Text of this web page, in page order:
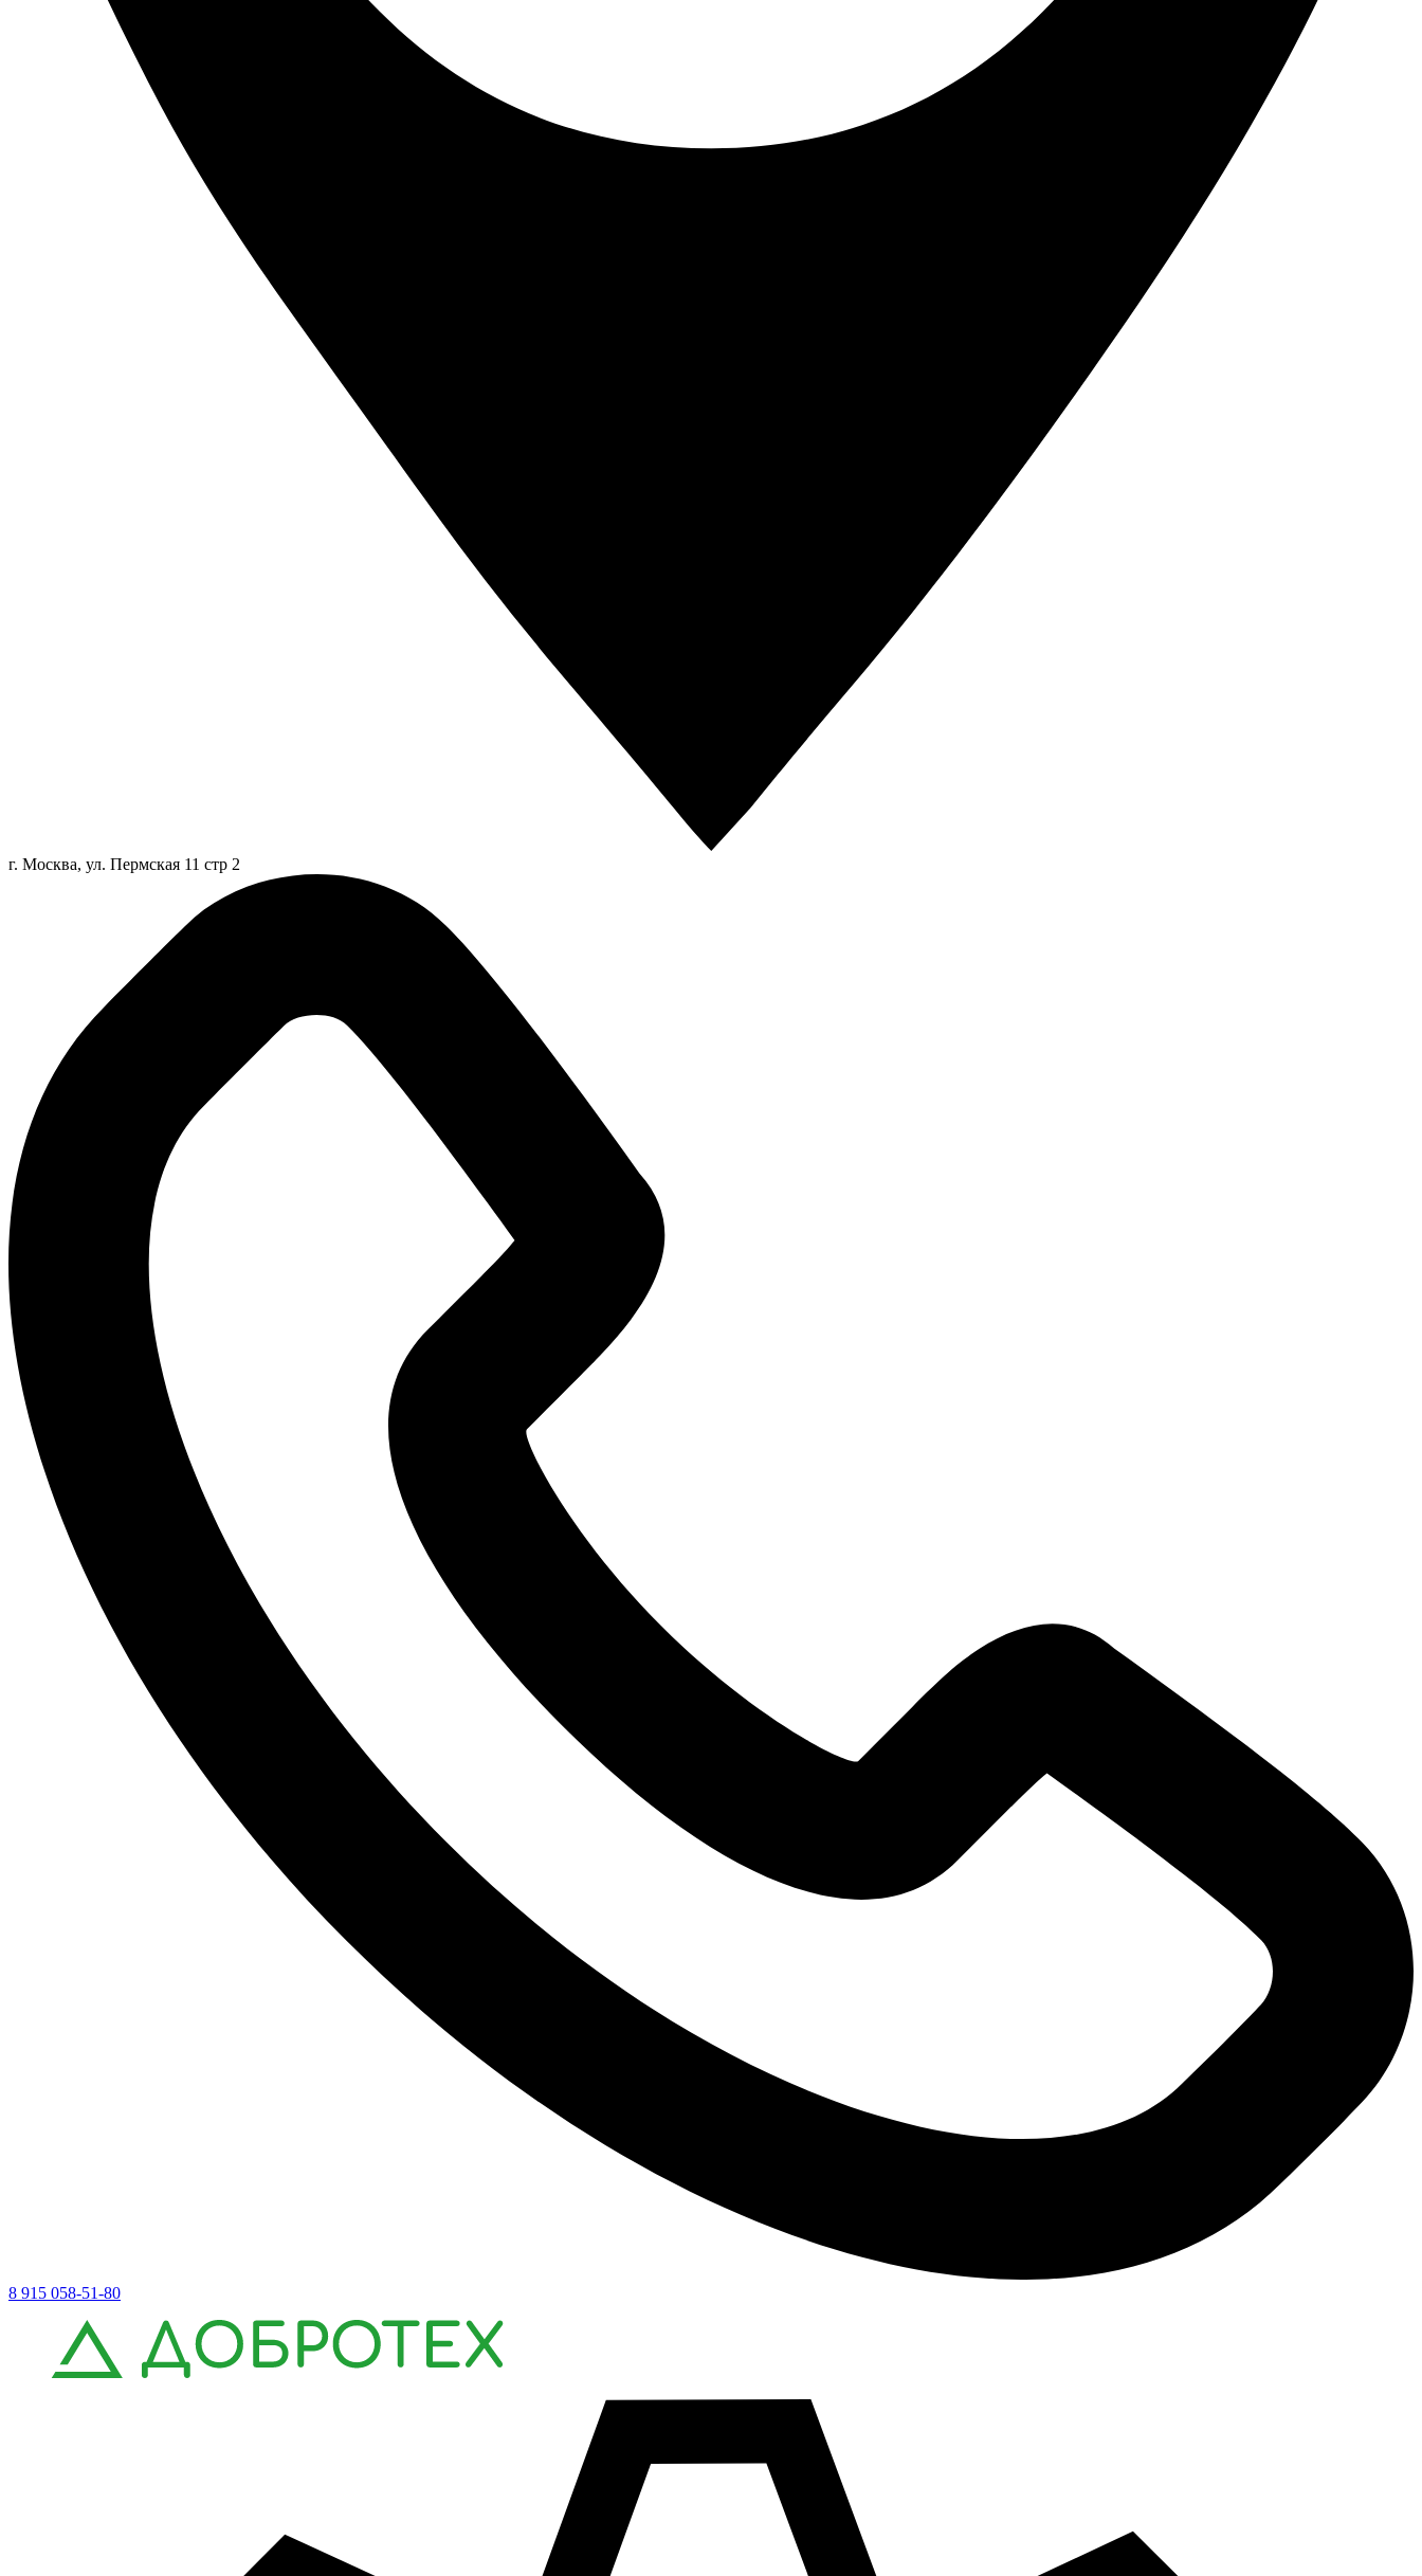
г. Москва, ул. Пермская 11 стр 2
8 915 058-51-80